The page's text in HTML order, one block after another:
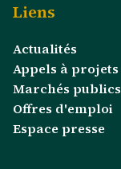
Liens
Actualités
Appels à projets
Marchés publics
Offres d'emploi
Espace presse